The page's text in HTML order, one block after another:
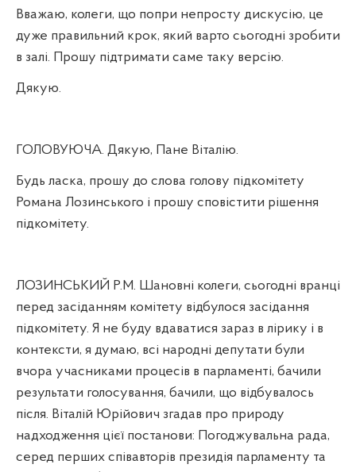
Вважаю, колеги, що попри непросту дискусію, це
дуже правильний крок, який варто сьогодні зробити
в залі. Прошу підтримати саме таку версію.
Дякую.
ГОЛОВУЮЧА. Дякую, Пане Віталію.
Будь ласка, прошу до слова голову підкомітету
Романа Лозинського і прошу сповістити рішення
підкомітету.
ЛОЗИНСЬКИЙ Р.М. Шановні колеги, сьогодні вранці
перед засіданням комітету відбулося засідання
підкомітету. Я не буду вдаватися зараз в лірику і в
контексти, я думаю, всі народні депутати були
вчора учасниками процесів в парламенті, бачили
результати голосування, бачили, що відбувалось
після. Віталій Юрійович згадав про природу
надходження цієї постанови: Погоджувальна рада,
серед перших співавторів президія парламенту та